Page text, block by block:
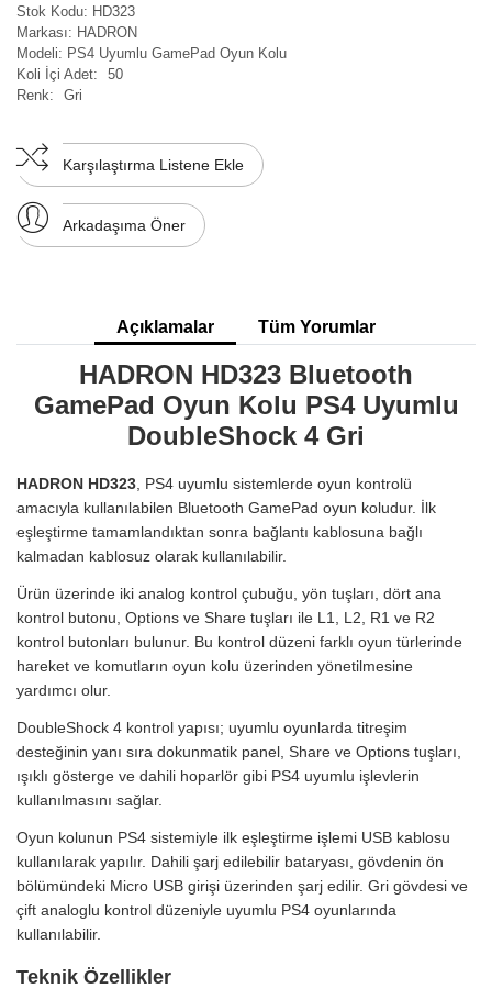
Stok Kodu: HD323
Markası: HADRON
Modeli: PS4 Uyumlu GamePad Oyun Kolu
Koli İçi Adet:
50
Renk:
Gri
Karşılaştırma Listene Ekle
Arkadaşıma Öner
Açıklamalar Tüm Yorumlar
HADRON HD323 Bluetooth
GamePad Oyun Kolu PS4 Uyumlu
DoubleShock 4 Gri
HADRON HD323 , PS4 uyumlu sistemlerde oyun kontrolü
amacıyla kullanılabilen Bluetooth GamePad oyun koludur. İlk
eşleştirme tamamlandıktan sonra bağlantı kablosuna bağlı
kalmadan kablosuz olarak kullanılabilir.
Ürün üzerinde iki analog kontrol çubuğu, yön tuşları, dört ana
kontrol butonu, Options ve Share tuşları ile L1, L2, R1 ve R2
kontrol butonları bulunur. Bu kontrol düzeni farklı oyun türlerinde
hareket ve komutların oyun kolu üzerinden yönetilmesine
yardımcı olur.
DoubleShock 4 kontrol yapısı; uyumlu oyunlarda titreşim
desteğinin yanı sıra dokunmatik panel, Share ve Options tuşları,
ışıklı gösterge ve dahili hoparlör gibi PS4 uyumlu işlevlerin
kullanılmasını sağlar.
Oyun kolunun PS4 sistemiyle ilk eşleştirme işlemi USB kablosu
kullanılarak yapılır. Dahili şarj edilebilir bataryası, gövdenin ön
bölümündeki Micro USB girişi üzerinden şarj edilir. Gri gövdesi ve
çift analoglu kontrol düzeniyle uyumlu PS4 oyunlarında
kullanılabilir.
Teknik Özellikler